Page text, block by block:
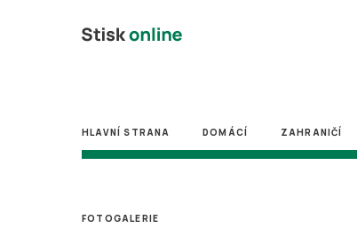
HLAVNÍ STRANA DOMÁCÍ ZAHRANIČÍ
FOTOGALERIE